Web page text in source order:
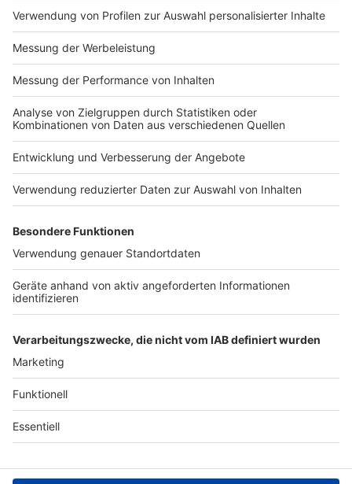
Impressum
Nutzungsbedingungen
Jobs
Presse
Werben
Archiv
ANTENNE BAYERN GROUP
Stiftung ANTENNE BAYERN
hilft
Teilnahmebedingungen
Grounding Page ANTENNE
BAYERN
Kontakt
Studio-Hotline
Verkehrs-Hotline
Datenschutz­erklärung
Newsletter